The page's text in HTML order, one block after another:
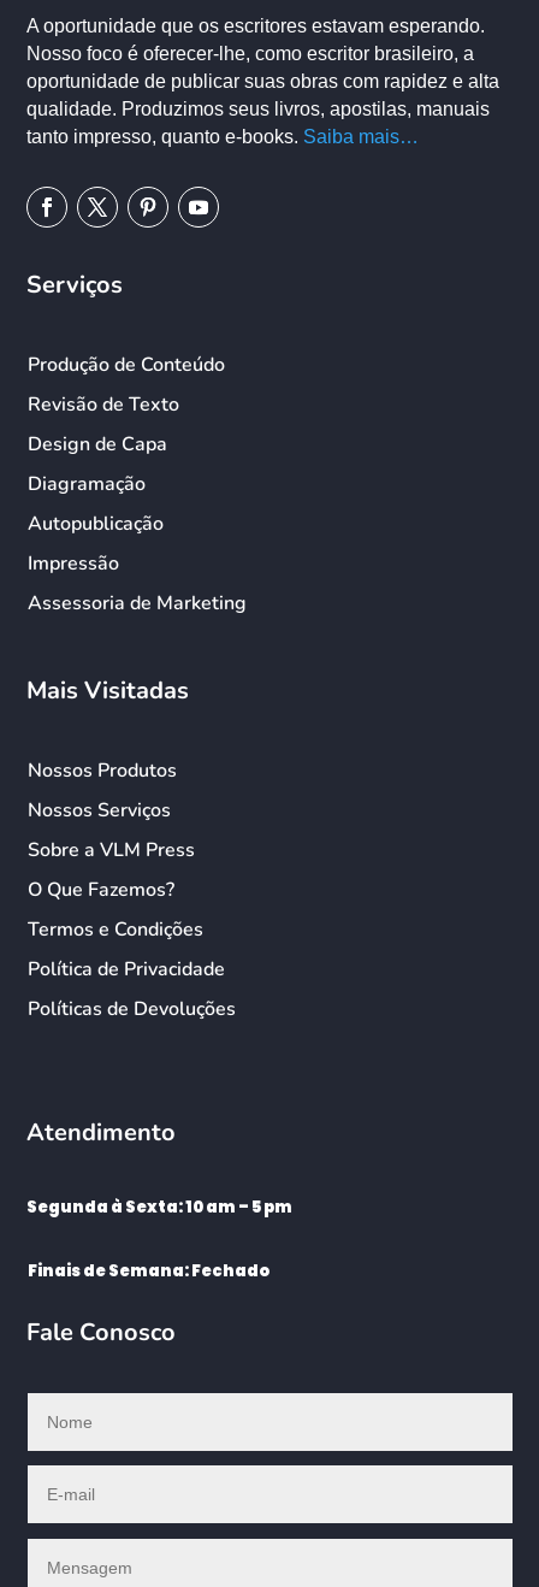
A oportunidade que os escritores estavam esperando.
Nosso foco é oferecer-lhe, como escritor brasileiro, a
oportunidade de publicar suas obras com rapidez e alta
qualidade. Produzimos seus livros, apostilas, manuais
tanto impresso, quanto e-books. Saiba mais…
Serviços
Produção de Conteúdo
Revisão de Texto
Design de Capa
Diagramação
Autopublicação
Impressão
Assessoria de Marketing
Mais Visitadas
Nossos Produtos
Nossos Serviços
Sobre a VLM Press
O Que Fazemos?
Termos e Condições
Política de Privacidade
Políticas de Devoluções
Atendimento
Segunda à Sexta: 10 am – 5 pm
Finais de Semana: Fechado
Fale Conosco